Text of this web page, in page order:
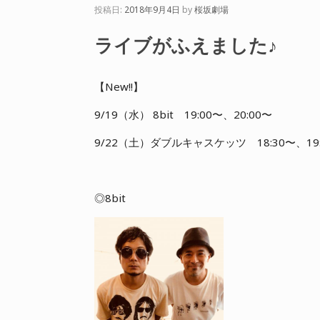
投稿日: 2018年9月4日 by桜坂劇場
ライブがふえました♪
【New!!】
9/19（水） 8bit 19:00〜、20:00〜
9/22（土）ダブルキャスケッツ 18:30〜、
◎8bit